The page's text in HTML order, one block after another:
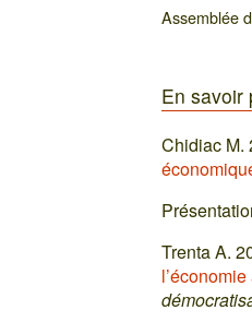
Assemblée
En savoir
Chidiac
Trenta A.